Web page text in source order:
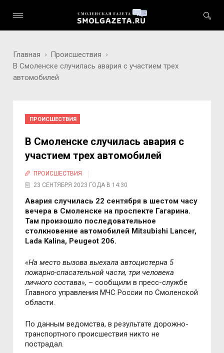
Главная
Происшествия
В Смоленске случилась авария с участием трех
автомобилей
ПРОИСШЕСТВИЯ
В Смоленске случилась авария с
участием трех автомобилей
ПРОИСШЕСТВИЯ
23 СЕНТЯБРЯ 2023 ГОДА В 14:30
Авария случилась 22 сентября в шестом часу
вечера в Смоленске на проспекте Гагарина.
Там произошло последовательное
столкновение автомобилей Mitsubishi Lancer,
Lada Kalina, Peugeot 206.
«На место вызова выехала автоцистерна 5
пожарно-спасательной части, три человека
личного состава», – сообщили в пресс-службе
Главного управления МЧС России по Смоленской
области.
По данным ведомства, в результате дорожно-
транспортного происшествия никто не
пострадал.